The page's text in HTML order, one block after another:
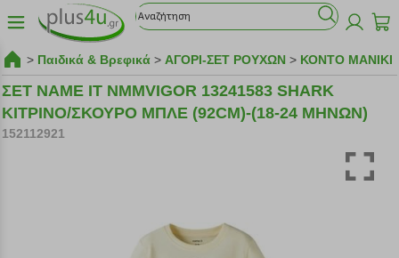
> Παιδικά & Βρεφικά > ΑΓΟΡΙ-ΣΕΤ ΡΟΥΧΩΝ > ΚΟΝΤΟ ΜΑΝΙΚΙ
ΣΕΤ NAME IT NMMVIGOR 13241583 SHARK
ΚΙΤΡΙΝΟ/ΣΚΟΥΡΟ ΜΠΛΕ (92CM)-(18-24 ΜΗΝΩΝ)
152112921